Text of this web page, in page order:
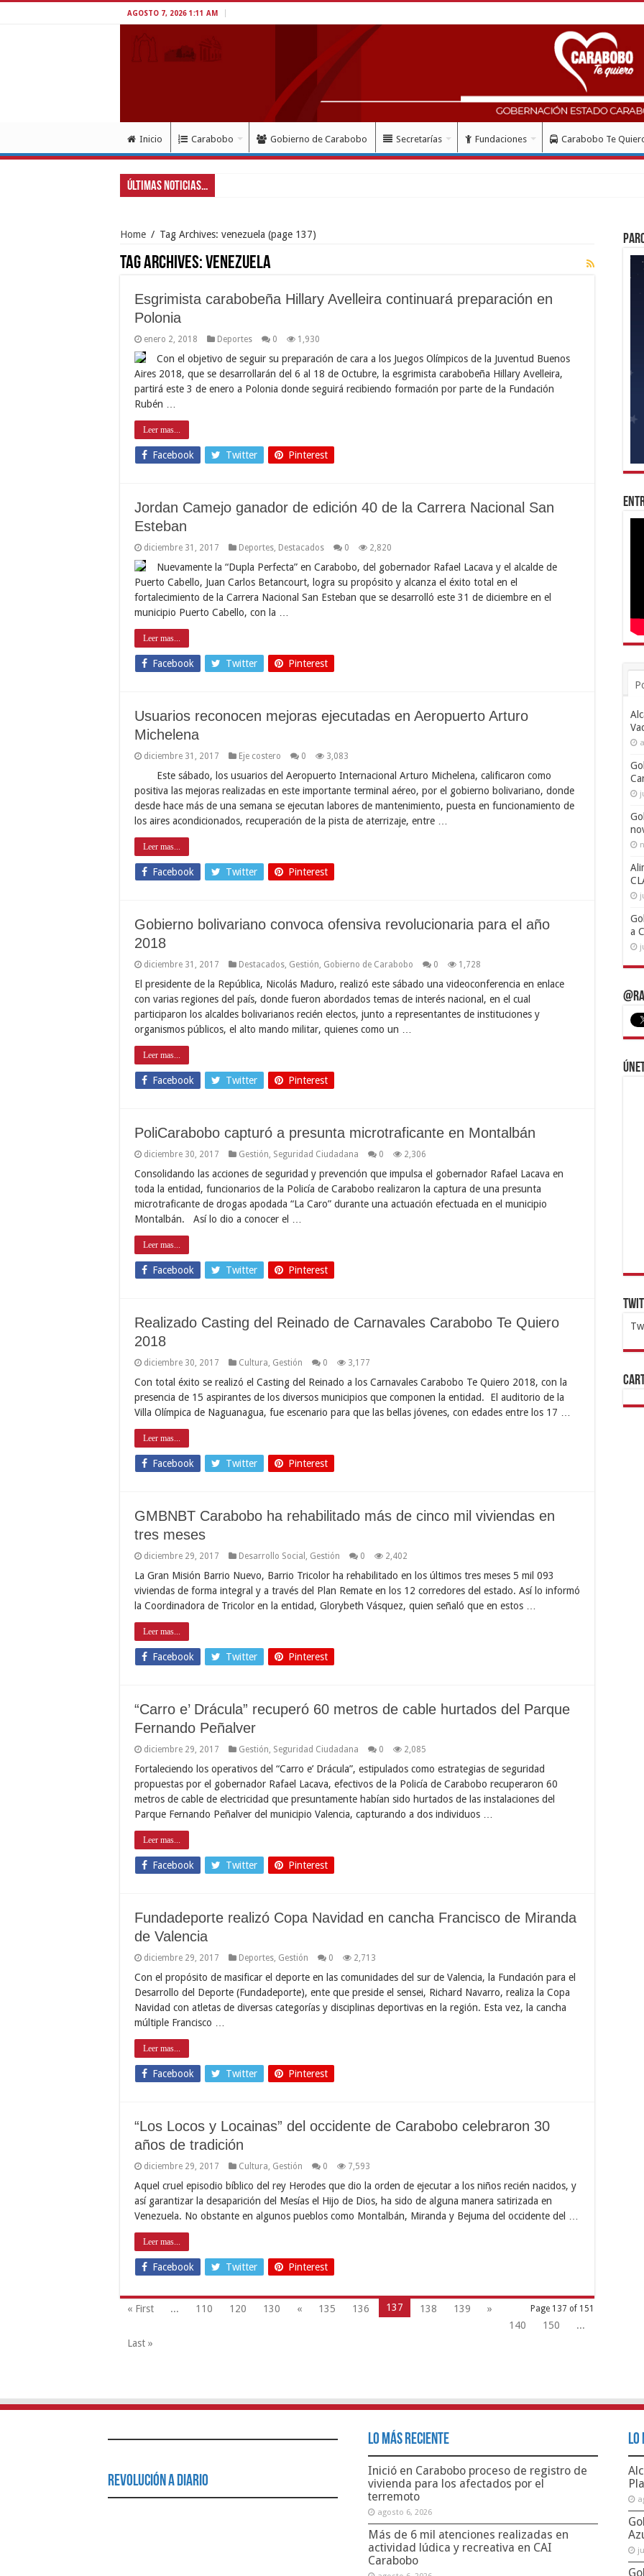
AGOSTO 7, 2026 1:11 AM
Inicio Carabobo Gobierno de Carabobo Secretarías Fundaciones Carabobo Te
Últimas Noticias...
Home / Tag Archives: venezuela (page 137)
Tag Archives:venezuela
Esgrimista carabobeña Hillary Avelleira continuará preparación en
Polonia
enero 2, 2018 Deportes 0 1,930
Con el objetivo de seguir su preparación de cara a los Juegos Olímpicos de la Juventud Buenos
Aires 2018, que se desarrollarán del 6 al 18 de Octubre, la esgrimista carabobeña Hillary Avelleira,
partirá este 3 de enero a Polonia donde seguirá recibiendo formación por parte de la Fundación
Rubén …
Leer mas...
Facebook Twitter Pinterest
Jordan Camejo ganador de edición 40 de la Carrera Nacional San
Esteban
diciembre 31, 2017 Deportes Destacados 0 2,820
Nuevamente la “Dupla Perfecta” en Carabobo, del gobernador Rafael Lacava y el alcalde de
Puerto Cabello, Juan Carlos Betancourt, logra su propósito y alcanza el éxito total en el
fortalecimiento de la Carrera Nacional San Esteban que se desarrolló este 31 de diciembre en el
municipio Puerto Cabello, con la …
Leer mas...
Facebook Twitter Pinterest
Usuarios reconocen mejoras ejecutadas en Aeropuerto Arturo
Michelena
diciembre 31, 2017 Eje costero 0 3,083
Este sábado, los usuarios del Aeropuerto Internacional Arturo Michelena, calificaron como
positiva las mejoras realizadas en este importante terminal aéreo, por el gobierno bolivariano, donde
desde hace más de una semana se ejecutan labores de mantenimiento, puesta en funcionamiento de
los aires acondicionados, recuperación de la pista de aterrizaje, entre …
Leer mas...
Facebook Twitter Pinterest
Gobierno bolivariano convoca ofensiva revolucionaria para el año
2018
diciembre 31, 2017 Destacados Gestión Gobierno de Carabobo 0 1,728
El presidente de la República, Nicolás Maduro, realizó este sábado una videoconferencia en enlace
con varias regiones del país, donde fueron abordados temas de interés nacional, en el cual
participaron los alcaldes bolivarianos recién electos, junto a representantes de instituciones y
organismos públicos, el alto mando militar, quienes como un …
Leer mas...
Facebook Twitter Pinterest
PoliCarabobo capturó a presunta microtraficante en Montalbán
diciembre 30, 2017 Gestión Seguridad Ciudadana 0 2,306
Consolidando las acciones de seguridad y prevención que impulsa el gobernador Rafael Lacava en
toda la entidad, funcionarios de la Policía de Carabobo realizaron la captura de una presunta
microtraficante de drogas apodada “La Caro” durante una actuación efectuada en el municipio
Montalbán. Así lo dio a conocer el …
Leer mas...
Facebook Twitter Pinterest
Realizado Casting del Reinado de Carnavales Carabobo Te Quiero
2018
diciembre 30, 2017 Cultura Gestión 0 3,177
Con total éxito se realizó el Casting del Reinado a los Carnavales Carabobo Te Quiero 2018, con la
presencia de 15 aspirantes de los diversos municipios que componen la entidad. El auditorio de la
Villa Olímpica de Naguanagua, fue escenario para que las bellas jóvenes, con edades entre los 17 …
Leer mas...
Facebook Twitter Pinterest
GMBNBT Carabobo ha rehabilitado más de cinco mil viviendas en
tres meses
diciembre 29, 2017 Desarrollo Social Gestión 0 2,402
La Gran Misión Barrio Nuevo, Barrio Tricolor ha rehabilitado en los últimos tres meses 5 mil 093
viviendas de forma integral y a través del Plan Remate en los 12 corredores del estado. Así lo informó
la Coordinadora de Tricolor en la entidad, Glorybeth Vásquez, quien señaló que en estos …
Leer mas...
Facebook Twitter Pinterest
“Carro e’ Drácula” recuperó 60 metros de cable hurtados del Parque
Fernando Peñalver
diciembre 29, 2017 Gestión Seguridad Ciudadana 0 2,085
Fortaleciendo los operativos del “Carro e’ Drácula”, estipulados como estrategias de seguridad
propuestas por el gobernador Rafael Lacava, efectivos de la Policía de Carabobo recuperaron 60
metros de cable de electricidad que presuntamente habían sido hurtados de las instalaciones del
Parque Fernando Peñalver del municipio Valencia, capturando a dos individuos …
Leer mas...
Facebook Twitter Pinterest
Fundadeporte realizó Copa Navidad en cancha Francisco de Miranda
de Valencia
diciembre 29, 2017 Deportes Gestión 0 2,713
Con el propósito de masificar el deporte en las comunidades del sur de Valencia, la Fundación para el
Desarrollo del Deporte (Fundadeporte), ente que preside el sensei, Richard Navarro, realiza la Copa
Navidad con atletas de diversas categorías y disciplinas deportivas en la región. Esta vez, la cancha
múltiple Francisco …
Leer mas...
Facebook Twitter Pinterest
“Los Locos y Locainas” del occidente de Carabobo celebraron 30
años de tradición
diciembre 29, 2017 Cultura Gestión 0 7,593
Aquel cruel episodio bíblico del rey Herodes que dio la orden de ejecutar a los niños recién nacidos, y
así garantizar la desaparición del Mesías el Hijo de Dios, ha sido de alguna manera satirizada en
Venezuela. No obstante en algunos pueblos como Montalbán, Miranda y Bejuma del occidente del …
Leer mas...
Facebook Twitter Pinterest
Page 137 of 151
« First ... 110 120 130 « 135 136 137 138 139
»
140
150
...
Last »
a
Revolución a Diario
Lo Más Reciente
Inició en Carabobo proceso de registro de
vivienda para los afectados por el
terremoto
agosto 6, 2026
Más de 6 mil atenciones realizadas en
actividad lúdica y recreativa en CAI
Carabobo